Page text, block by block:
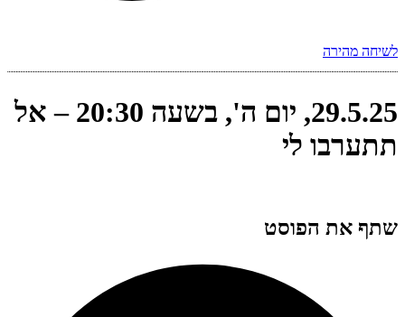
לשיחה מהירה
29.5.25, יום ה', בשעה 20:30 – אל
תתערבו לי
שתף את הפוסט